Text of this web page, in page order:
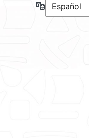
Idioma